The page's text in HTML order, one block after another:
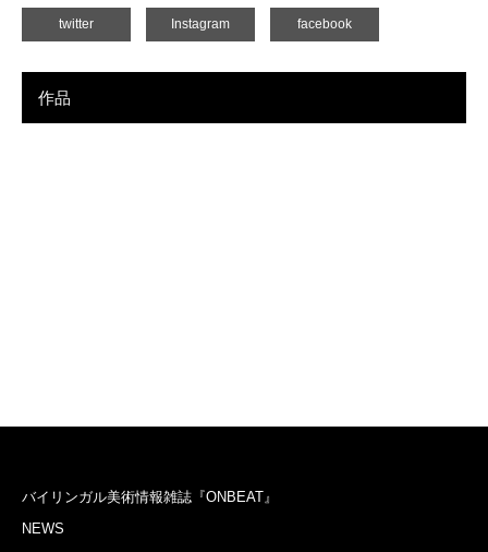
twitter Instagram facebook
作品
バイリンガル美術情報雑誌『ONBEAT』
NEWS